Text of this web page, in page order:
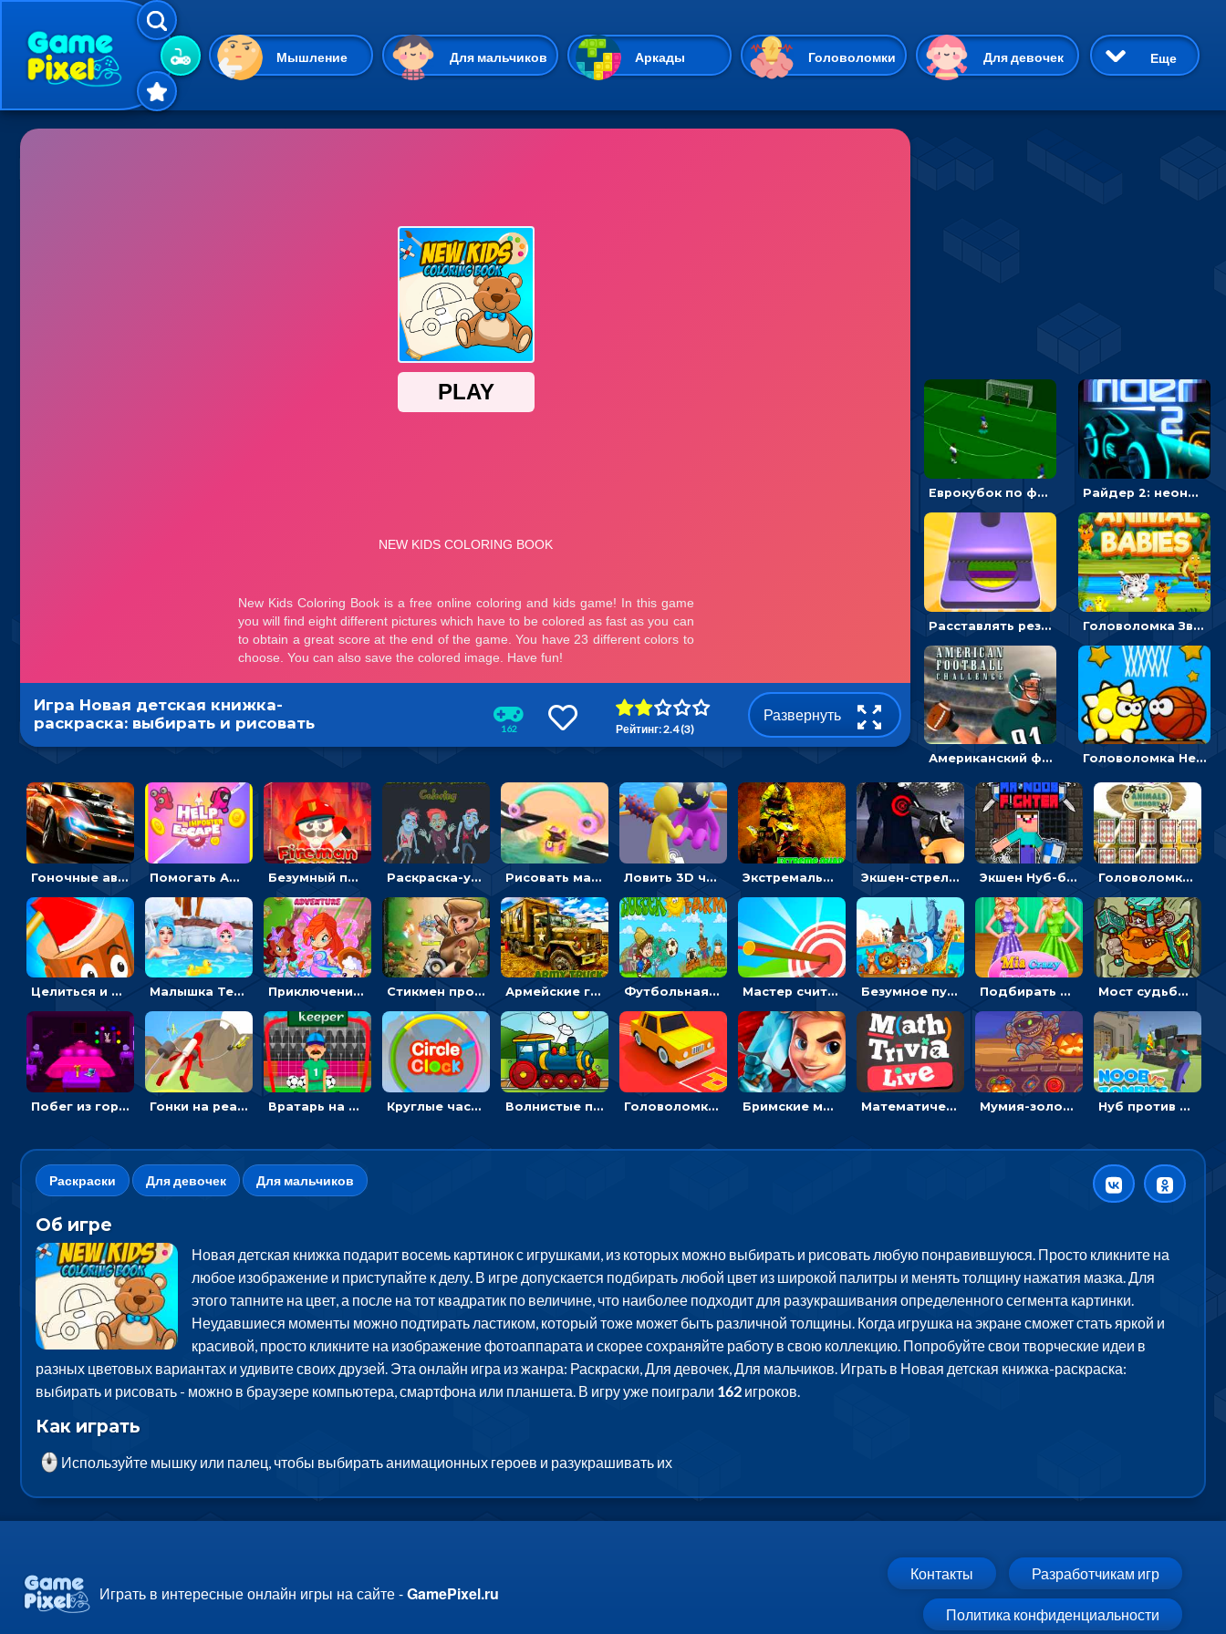
Мышление Для мальчиков Аркады Головоломки Для девочек
Гиперказуальные Казуальные Веселые 3D Приключения
Симуляторы
Пасьянс
Еще
Еврокубок по футболу 2021 в 3D: пасуй мяч и бей по воротам соперника Райдер 2: неоновые гонки на мотоциклах
Расставлять резиновые кубики, чтобы делать поп-ит - гиперказуальные Головоломка Звери-малыши: открывай карточки по очереди, чтобы найти одинаковые
Американский футбол 3D: поймай мяч и останови атаку соперника Головоломка Невероятный баскетбол: проложить путь и отправить мяч в корзину
Игра Новая детская книжка-
раскраска: выбирать и рисовать
162 Рейтинг: 2.4 (3)
Развернуть
Гоночные авто в пазлах: разбей картинку и собери снова Помогать Амонг Ас бежать из комнаты через преграды - приключения Безумный пожарный: направлять шланг, чтобы тушить горящие бревна Раскраска-ужастик: разукрась зомби и скелетов Рисовать машину и выигрывать гонку - для мальчиков Ловить 3D человечком своего цвета и собирать драгоценности - гиперказуалка Экстремальные пазлы с квадроциклами: собирать крутые тачки Экшен-стрелялка по зомби: целиться и попадать в бегущих монстров Экшен Нуб-боец: прыгать через препятствия или бить врагов мечом Головоломка с животными: переворачивать карточки, чтобы находить пару
Целиться и метать топор в 3D мишени Малышка Тейлор едет на горячие источники - для девочек Приключения Клуба Винкс: менять дорожки, чтобы собирать кристаллы Стикмен против Зомби: стрелять в зомби и развивать воина Армейские грузовики в пазлах: собери военную машину Футбольная ферма: бей по мячу, чтобы забивать в ворота и ловить звезды Мастер считать стрелы: увеличивать запас, чтобы поразить больше целей Безумное путешествие друзей по миру: собирать пазлы из фото с животными Подбирать очки для Мии и создавать дизайн - для девочек Мост судьбы: прыгать по платформам и бить молотом орков
Побег из горной деревни: решай головоломки, чтобы открыть ворота Гонки на реактивном ранце: избегать преград, чтобы лететь к финишу Вратарь на футбольном поле: тапай, чтобы отбивать мячи в воротах ногами и руками - спортивные Круглые часы: ловить цветную стрелку в одинаковом участке циферблата Волнистые пазлы с транспортом: собирай картинку из частей Головоломка Парк-стоянка: рисовать линии, чтобы парковать машины Бримские мечи: бежать через преграды, бить врагов и собирать монеты Математическая викторина мультиплеер: решать примеры на время Мумия-золотоискатель: закидывать бинты, чтобы доставать сокровища Нуб против Зомби: направлять линию на врага и бить молотом
Раскраски Для девочек Для мальчиков
Об игре
Новая детская книжка подарит восемь картинок с игрушками, из которых можно выбирать и рисовать любую понравившуюся. Просто кликните на
любое изображение и приступайте к делу. В игре допускается подбирать любой цвет из широкой палитры и менять толщину нажатия мазка. Для
этого тапните на цвет, а после на тот квадратик по величине, что наиболее подходит для разукрашивания определенного сегмента картинки.
Неудавшиеся моменты можно подтирать ластиком, который тоже может быть различной толщины. Когда игрушка на экране сможет стать яркой и
красивой, просто кликните на изображение фотоаппарата и скорее сохраняйте работу в свою коллекцию. Попробуйте свои творческие идеи в
разных цветовых вариантах и удивите своих друзей. Эта онлайн игра из жанра: Раскраски, Для девочек, Для мальчиков. Играть в Новая детская книжка-раскраска:
выбирать и рисовать - можно в браузере компьютера, смартфона или планшета. В игру уже поиграли 162игроков.
Как играть
Используйте мышку или палец, чтобы выбирать анимационных героев и разукрашивать их
Играть в интересные онлайн игры на сайте -GamePixel.ru
Контакты Разработчикам игр
Политика конфиденциальности